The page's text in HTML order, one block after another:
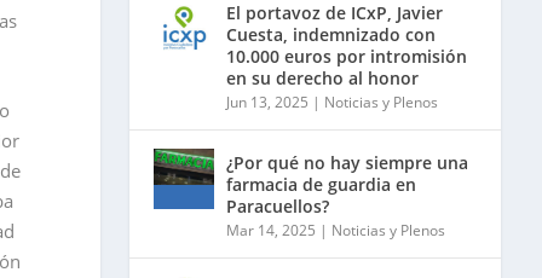
El portavoz de ICxP, Javier
Cuesta, indemnizado con
10.000 euros por intromisión
en su derecho al honor
Jun 13, 2025 | Noticias y Plenos
¿Por qué no hay siempre una
farmacia de guardia en
Paracuellos?
Mar 14, 2025 | Noticias y Plenos